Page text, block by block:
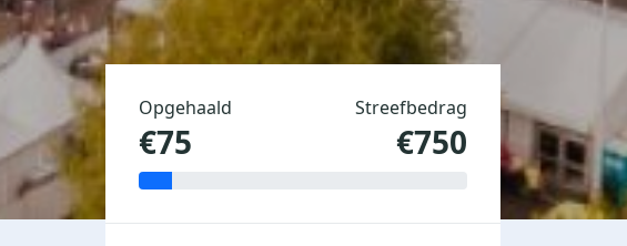
Opgehaald
€75
Streefbedrag
€750